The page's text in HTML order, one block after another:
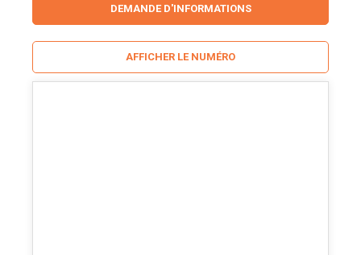
DEMANDE D'INFORMATIONS
AFFICHER LE NUMÉRO